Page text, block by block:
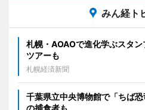
みん経ト
札幌・AOAOで進化学ぶスタ
ツアーも
札幌経済新聞
千葉県立中央博物館で「ちば